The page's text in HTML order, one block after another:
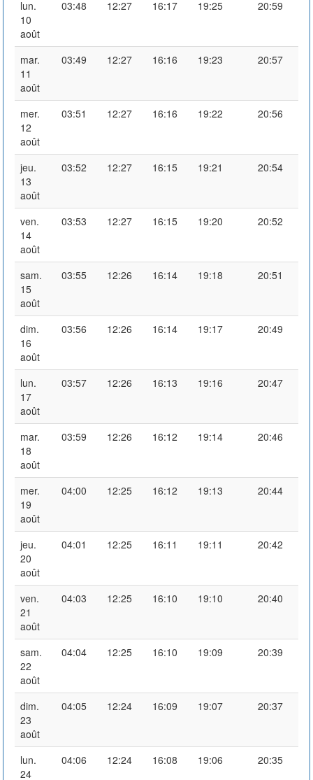
lun.
10
août
03:48 12:27 16:17 19:25 20:59
mar.
11
août
03:49 12:27 16:16 19:23 20:57
mer.
12
août
03:51 12:27 16:16 19:22 20:56
jeu.
13
août
03:52 12:27 16:15 19:21 20:54
ven.
14
août
03:53 12:27 16:15 19:20 20:52
sam.
15
août
03:55 12:26 16:14 19:18 20:51
dim.
16
août
03:56 12:26 16:14 19:17 20:49
lun.
17
août
03:57 12:26 16:13 19:16 20:47
mar.
18
août
03:59 12:26 16:12 19:14 20:46
mer.
19
août
04:00 12:25 16:12 19:13 20:44
jeu.
20
août
04:01 12:25 16:11 19:11 20:42
ven.
21
août
04:03 12:25 16:10 19:10 20:40
sam.
22
août
04:04 12:25 16:10 19:09 20:39
dim.
23
août
04:05 12:24 16:09 19:07 20:37
lun.
24
04:06 12:24 16:08 19:06 20:35